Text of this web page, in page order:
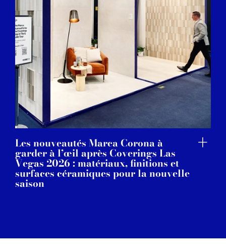
Les nouveautés Marca Corona à
garder à l’œil après Coverings Las
Vegas 2026 : matériaux, finitions et
surfaces céramiques pour la nouvelle
saison